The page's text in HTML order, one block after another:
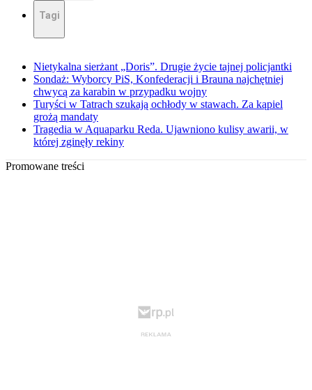
Tagi
Nietykalna sierżant „Doris”. Drugie życie tajnej policjantki
Sondaż: Wyborcy PiS, Konfederacji i Brauna najchętniej
chwycą za karabin w przypadku wojny
Turyści w Tatrach szukają ochłody w stawach. Za kąpiel
grożą mandaty
Tragedia w Aquaparku Reda. Ujawniono kulisy awarii, w
której zginęły rekiny
Promowane treści